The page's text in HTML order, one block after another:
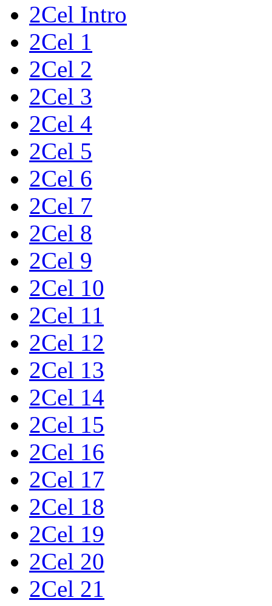
2Cel Intro
2Cel 1
2Cel 2
2Cel 3
2Cel 4
2Cel 5
2Cel 6
2Cel 7
2Cel 8
2Cel 9
2Cel 10
2Cel 11
2Cel 12
2Cel 13
2Cel 14
2Cel 15
2Cel 16
2Cel 17
2Cel 18
2Cel 19
2Cel 20
2Cel 21